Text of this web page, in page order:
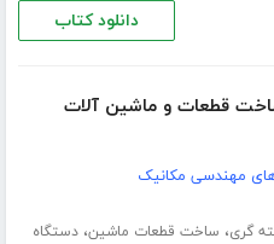
دانلود کتاب
قطعات و ماشین آلات
مهندسی مکانیک
گری، ساخت قطعات ماشین،دستگاه